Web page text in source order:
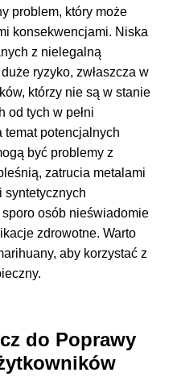
problem, który może
konsekwencjami. Niska
z nielegalną
ryzyko, zwłaszcza w
którzy nie są w stanie
od tych w pełni
temat potencjalnych
być problemy z
zatrucia metalami
syntetycznych
osób nieświadomie
zdrowotne. Warto
aby korzystać z
do Poprawy